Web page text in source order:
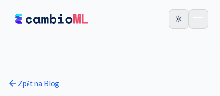
Zpět na Blog